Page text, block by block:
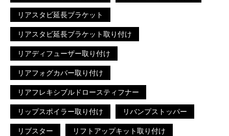
リアスタビ延長ブラケット
リアスタビ延長ブラケット取り付け
リアディフューザー取り付け
リアフォグカバー取り付け
リアフレキシブルドロースティフナー
リップスポイラー取り付け リバンプストッパー
リブスター リフトアップキット取り付け